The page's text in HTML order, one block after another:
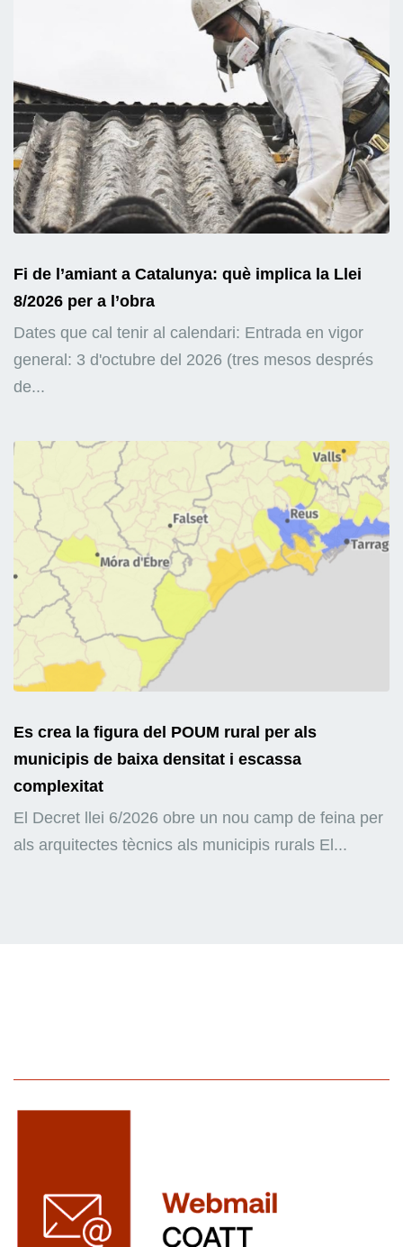
Fi de l’amiant a Catalunya: què implica la Llei
8/2026 per a l’obra
Dates que cal tenir al calendari: Entrada en vigor
general: 3 d'octubre del 2026 (tres mesos després
de...
Es crea la figura del POUM rural per als
municipis de baixa densitat i escassa
complexitat
El Decret llei 6/2026 obre un nou camp de feina per
als arquitectes tècnics als municipis rurals El...